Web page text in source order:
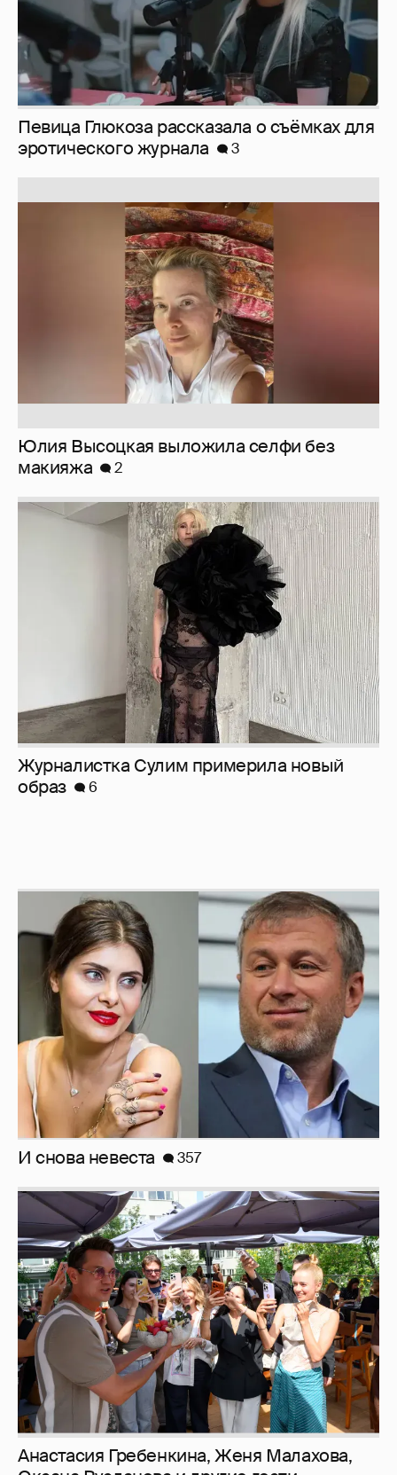
Певица Глюкоза рассказала о съёмках для
эротического журнала
3
Юлия Высоцкая выложила селфи без
макияжа
2
Журналистка Сулим примерила новый
образ
6
И снова невеста 357
Анастасия Гребенкина, Женя Малахова,